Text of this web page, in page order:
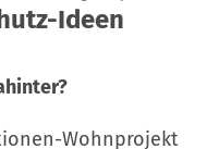
Ideen
Wohnprojekt